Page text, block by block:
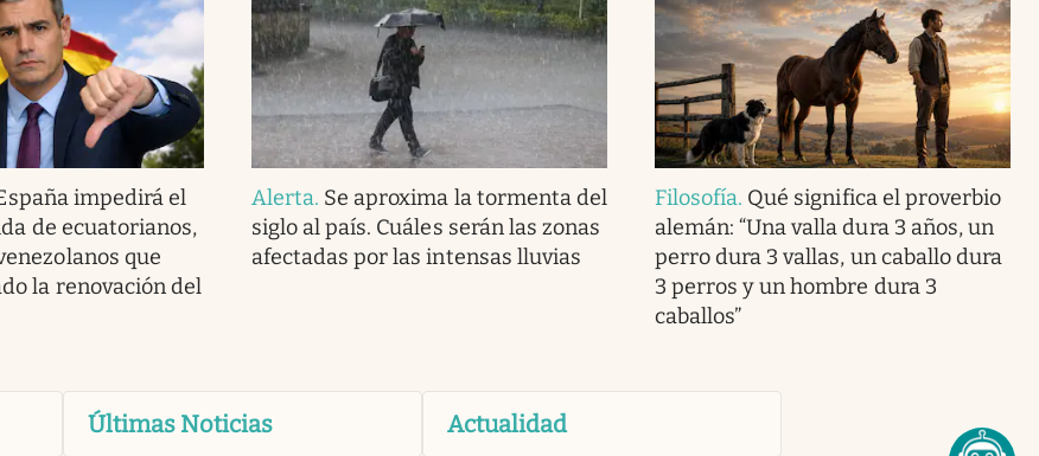
impedirá el
de ecuatorianos,
que
la renovación del
Alerta. Se aproxima la tormenta del
siglo al país. Cuáles serán las zonas
afectadas por las intensas lluvias
Filosofía. Qué significa el proverbio
alemán: “Una valla dura 3 años, un
perro dura 3 vallas, un caballo dura
3 perros y un hombre dura 3
caballos”
Últimas Noticias Actualidad